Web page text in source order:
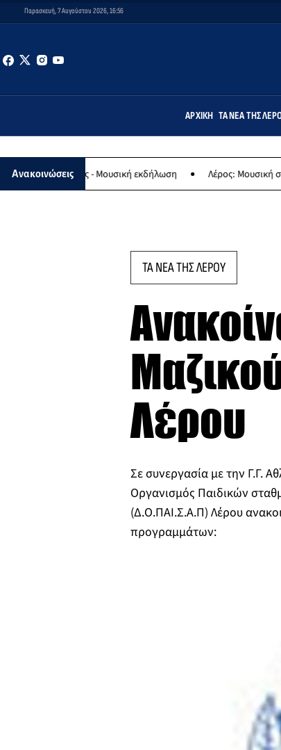
Παρασκευή, 7 Αυγούστου 2026, 16:56
ΑΡΧΙΚΉ ΤΑ ΝΈΑ ΤΗΣ
Ανακοινώσεις
- Μουσική εκδήλωση Λέρος: Μουσική συναυλία
ΤΑ ΝΕΑ ΤΗΣ ΛΕΡΟΥ
Λέρου
Σε συνεργασία με την Γ.Γ.
Οργανισμός Παιδικών
(Δ.Ο.ΠΑΙ.Σ.Α.Π) Λέρου
προγραμμάτων: